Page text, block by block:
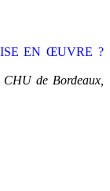
EN ŒUVRE ?
de Bordeaux,